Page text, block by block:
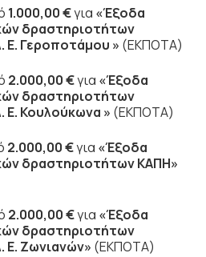
1.000,00 €για «Έξοδα
δραστηριοτήτων
Ε. Γεροποτάμου » (ΕΚΠΟΤΑ)
2.000,00 €για «Έξοδα
δραστηριοτήτων
Ε. Κουλούκωνα » (ΕΚΠΟΤΑ)
2.000,00 €για «Έξοδα
δραστηριοτήτων ΚΑΠΗ»
2.000,00 €για «Έξοδα
δραστηριοτήτων
Ε. Ζωνιανών» (ΕΚΠΟΤΑ)